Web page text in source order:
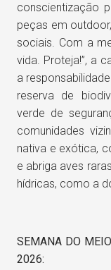
conscientização
peças em
sociais. Com a
vida. Proteja!”, a
a
reserva de
verde de
comunidades
nativa e exótica,
e abriga aves
hídricas, como a
SEMANA DO
2026: